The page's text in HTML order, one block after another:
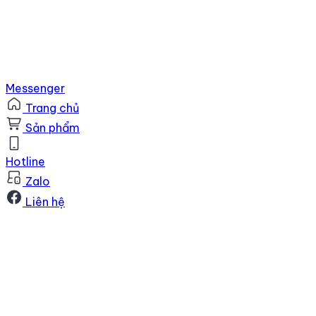
Messenger
Trang chủ
Sản phẩm
Hotline
Zalo
Liên hệ